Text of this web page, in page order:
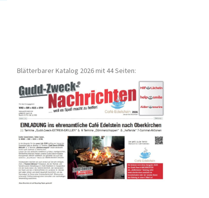
Blätterbarer Katalog 2026 mit 44 Seiten: